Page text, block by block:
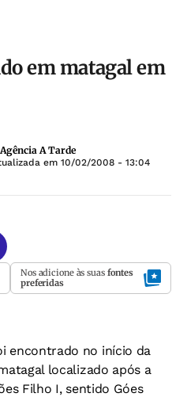
em matagal em
A Tarde
em 10/02/2008 - 13:04
Nos adicione às suas fontes
preferidas
encontrado no início da
localizado após a
Filho I, sentido Góes